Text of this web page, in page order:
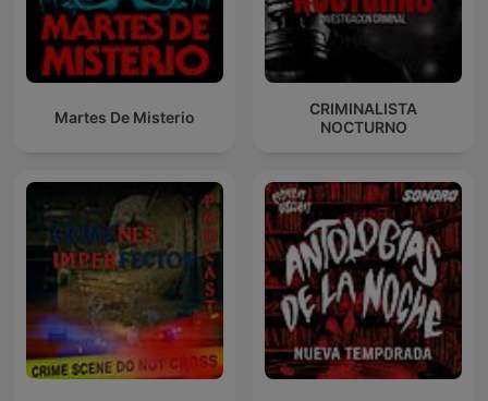
Martes De Misterio
CRIMINALISTA
NOCTURNO